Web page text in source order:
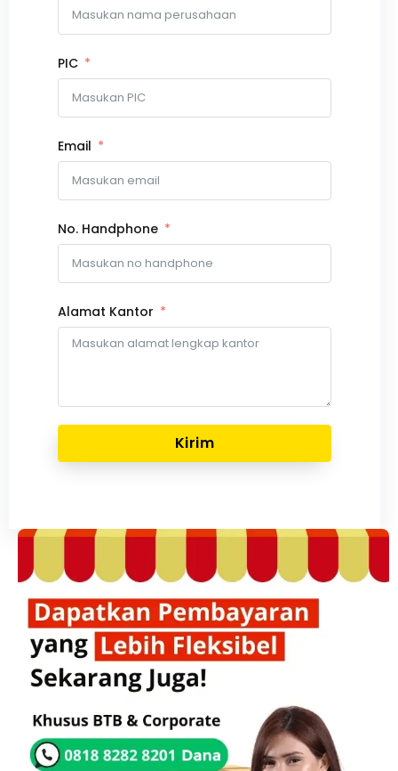
PIC
Email
No. Handphone
Alamat Kantor
Kirim